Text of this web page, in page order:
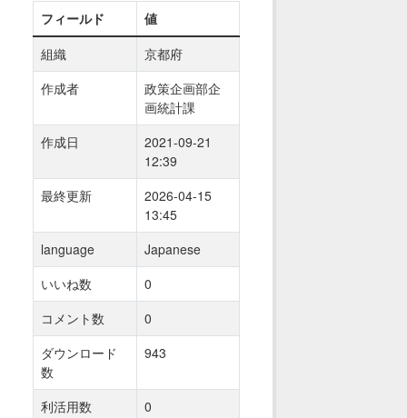
フィールド
値
組織
京都府
作成者
政策企画部企
画統計課
作成日
2021-09-21
12:39
最終更新
2026-04-15
13:45
language
Japanese
いいね数
0
コメント数
0
ダウンロード
数
943
利活用数
0